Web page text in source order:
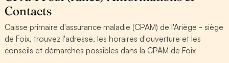
Contacts
Caisse primaire d'assurance maladie (CPAM) de l'Ariège - siège
de Foix, trouvez l'adresse, les horaires d'ouverture et les
conseils et démarches possibles dans la CPAM de Foix